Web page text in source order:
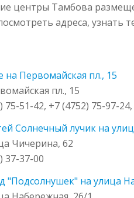
центры Тамбова
адреса,
Первомайская пл., 15
пл., 15
75-51-42, +7 (4752) 75-97-
Солнечный лучик на
Чичерина, 62
37-37-00
"Подсолнушек" на улица